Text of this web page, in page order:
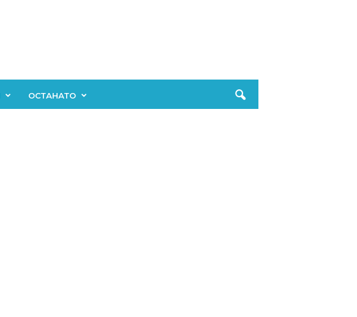
ОСТАНАТО